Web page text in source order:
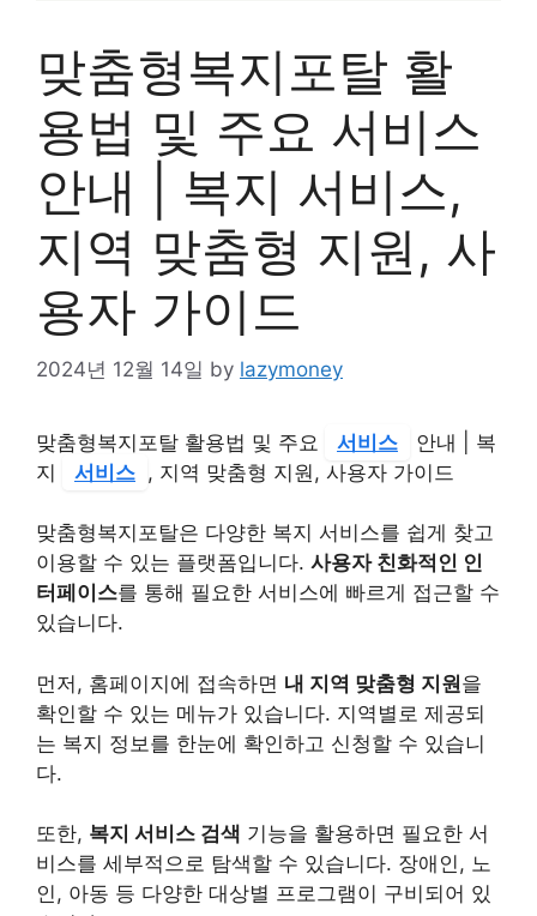
맞춤형복지포탈 활
용법 및 주요 서비스
안내 | 복지 서비스,
지역 맞춤형 지원, 사
용자 가이드
2024년 12월 14일 by lazymoney
맞춤형복지포탈 활용법 및 주요 서비스
안내 | 복
지
서비스 , 지역 맞춤형 지원, 사용자 가이드
맞춤형복지포탈은 다양한 복지 서비스를 쉽게 찾고
이용할 수 있는 플랫폼입니다. 사용자 친화적인 인
터페이스를 통해 필요한 서비스에 빠르게 접근할 수
있습니다.
먼저, 홈페이지에 접속하면 내 지역 맞춤형 지원을
확인할 수 있는 메뉴가 있습니다. 지역별로 제공되
는 복지 정보를 한눈에 확인하고 신청할 수 있습니
다.
또한, 복지 서비스 검색 기능을 활용하면 필요한 서
비스를 세부적으로 탐색할 수 있습니다. 장애인, 노
인, 아동 등 다양한 대상별 프로그램이 구비되어 있